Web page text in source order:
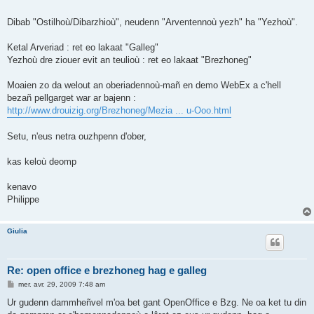
Dibab "Ostilhoù/Dibarzhioù", neudenn "Arventennoù yezh" ha "Yezhoù".
Ketal Arveriad : ret eo lakaat "Galleg"
Yezhoù dre ziouer evit an teulioù : ret eo lakaat "Brezhoneg"
Moaien zo da welout an oberiadennoù-mañ en demo WebEx a c'hell
bezañ pellgarget war ar bajenn :
http://www.drouizig.org/Brezhoneg/Mezia ... u-Ooo.html
Setu, n'eus netra ouzhpenn d'ober,
kas keloù deomp
kenavo
Philippe
Giulia
Re: open office e brezhoneg hag e galleg
M
s
mer. avr. 29, 2009 7:48 am
Ur gudenn dammheñvel m'oa bet gant OpenOffice e Bzg. Ne oa ket tu din